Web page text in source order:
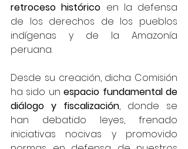
retroceso histórico en la defensa
de los derechos de los pueblos
indígenas y de la Amazonía
peruana.
Desde su creación, dicha Comisión
ha sido un espacio fundamental de
diálogo y fiscalización, donde se
han debatido leyes, frenado
iniciativas nocivas y promovido